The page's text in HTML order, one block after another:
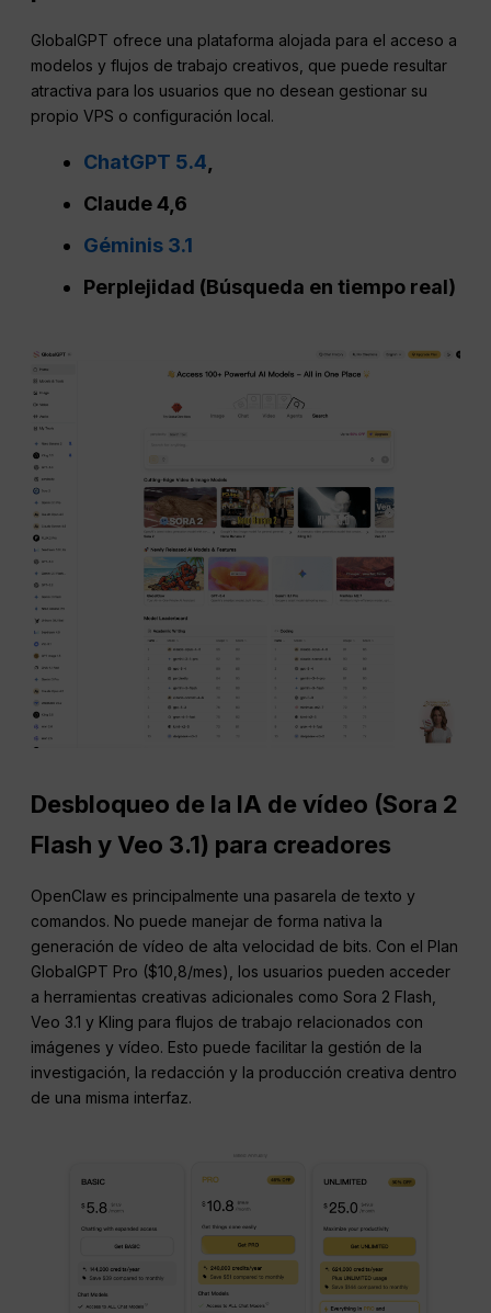
GlobalGPT ofrece una plataforma alojada para el acceso a
modelos y flujos de trabajo creativos, que puede resultar
atractiva para los usuarios que no desean gestionar su
propio VPS o configuración local.
ChatGPT 5.4
Claude 4,6
Géminis 3.1
Perplejidad (Búsqueda en tiempo real)
Desbloqueo de la IA de vídeo (Sora 2
Flash y Veo 3.1) para creadores
OpenClaw es principalmente una pasarela de texto y
comandos. No puede manejar de forma nativa la
generación de vídeo de alta velocidad de bits. Con el Plan
GlobalGPT Pro ($10,8/mes), los usuarios pueden acceder
a herramientas creativas adicionales como Sora 2 Flash,
Veo 3.1 y Kling para flujos de trabajo relacionados con
imágenes y vídeo. Esto puede facilitar la gestión de la
investigación, la redacción y la producción creativa dentro
de una misma interfaz.